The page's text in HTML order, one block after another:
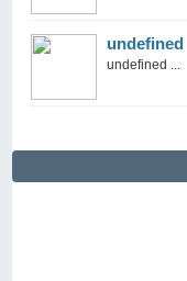
undefined
undefined ...